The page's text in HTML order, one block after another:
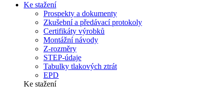
Ke stažení
Prospekty a dokumenty
Zkušební a předávací protokoly
Certifikáty výrobků
Montážní návody
Z-rozměry
STEP-údaje
Tabulky tlakových ztrát
EPD
Ke stažení